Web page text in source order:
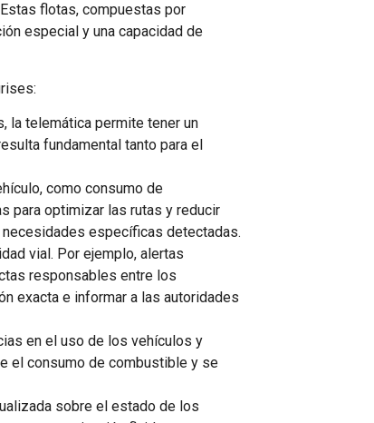
flotas, compuestas por
especial y una capacidad de
la telemática permite tener un
fundamental tanto para el
como consumo de
para optimizar las rutas y reducir
específicas detectadas.
vial. Por ejemplo, alertas
responsables entre los
exacta e informar a las autoridades
en el uso de los vehículos y
el consumo de combustible y se
sobre el estado de los